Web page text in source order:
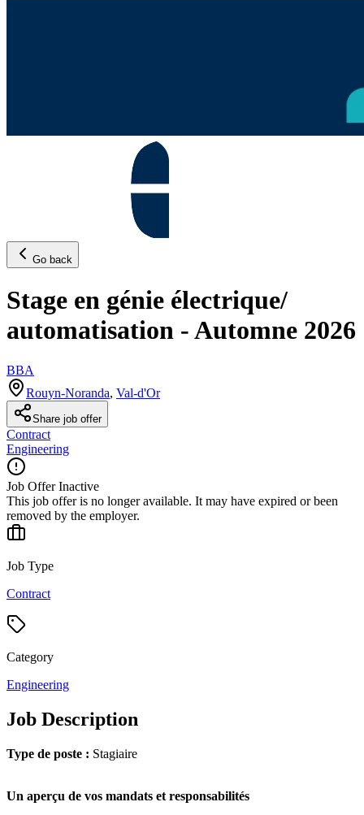
Go back
Stage en génie électrique/
automatisation - Automne 2026
BBA
Rouyn-Noranda, Val-d'Or
Share job offer
Contract
Engineering
Job Offer Inactive
This job offer is no longer available. It may have expired or been
removed by the employer.
Job Type
Contract
Category
Engineering
Job Description
Type de poste : Stagiaire
Un aperçu de vos mandats et responsabilités